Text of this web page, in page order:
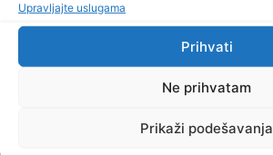
Upravljajte uslugama
Prihvati
Ne prihvatam
Prikaži podešavanja
U TK povećan broj požara